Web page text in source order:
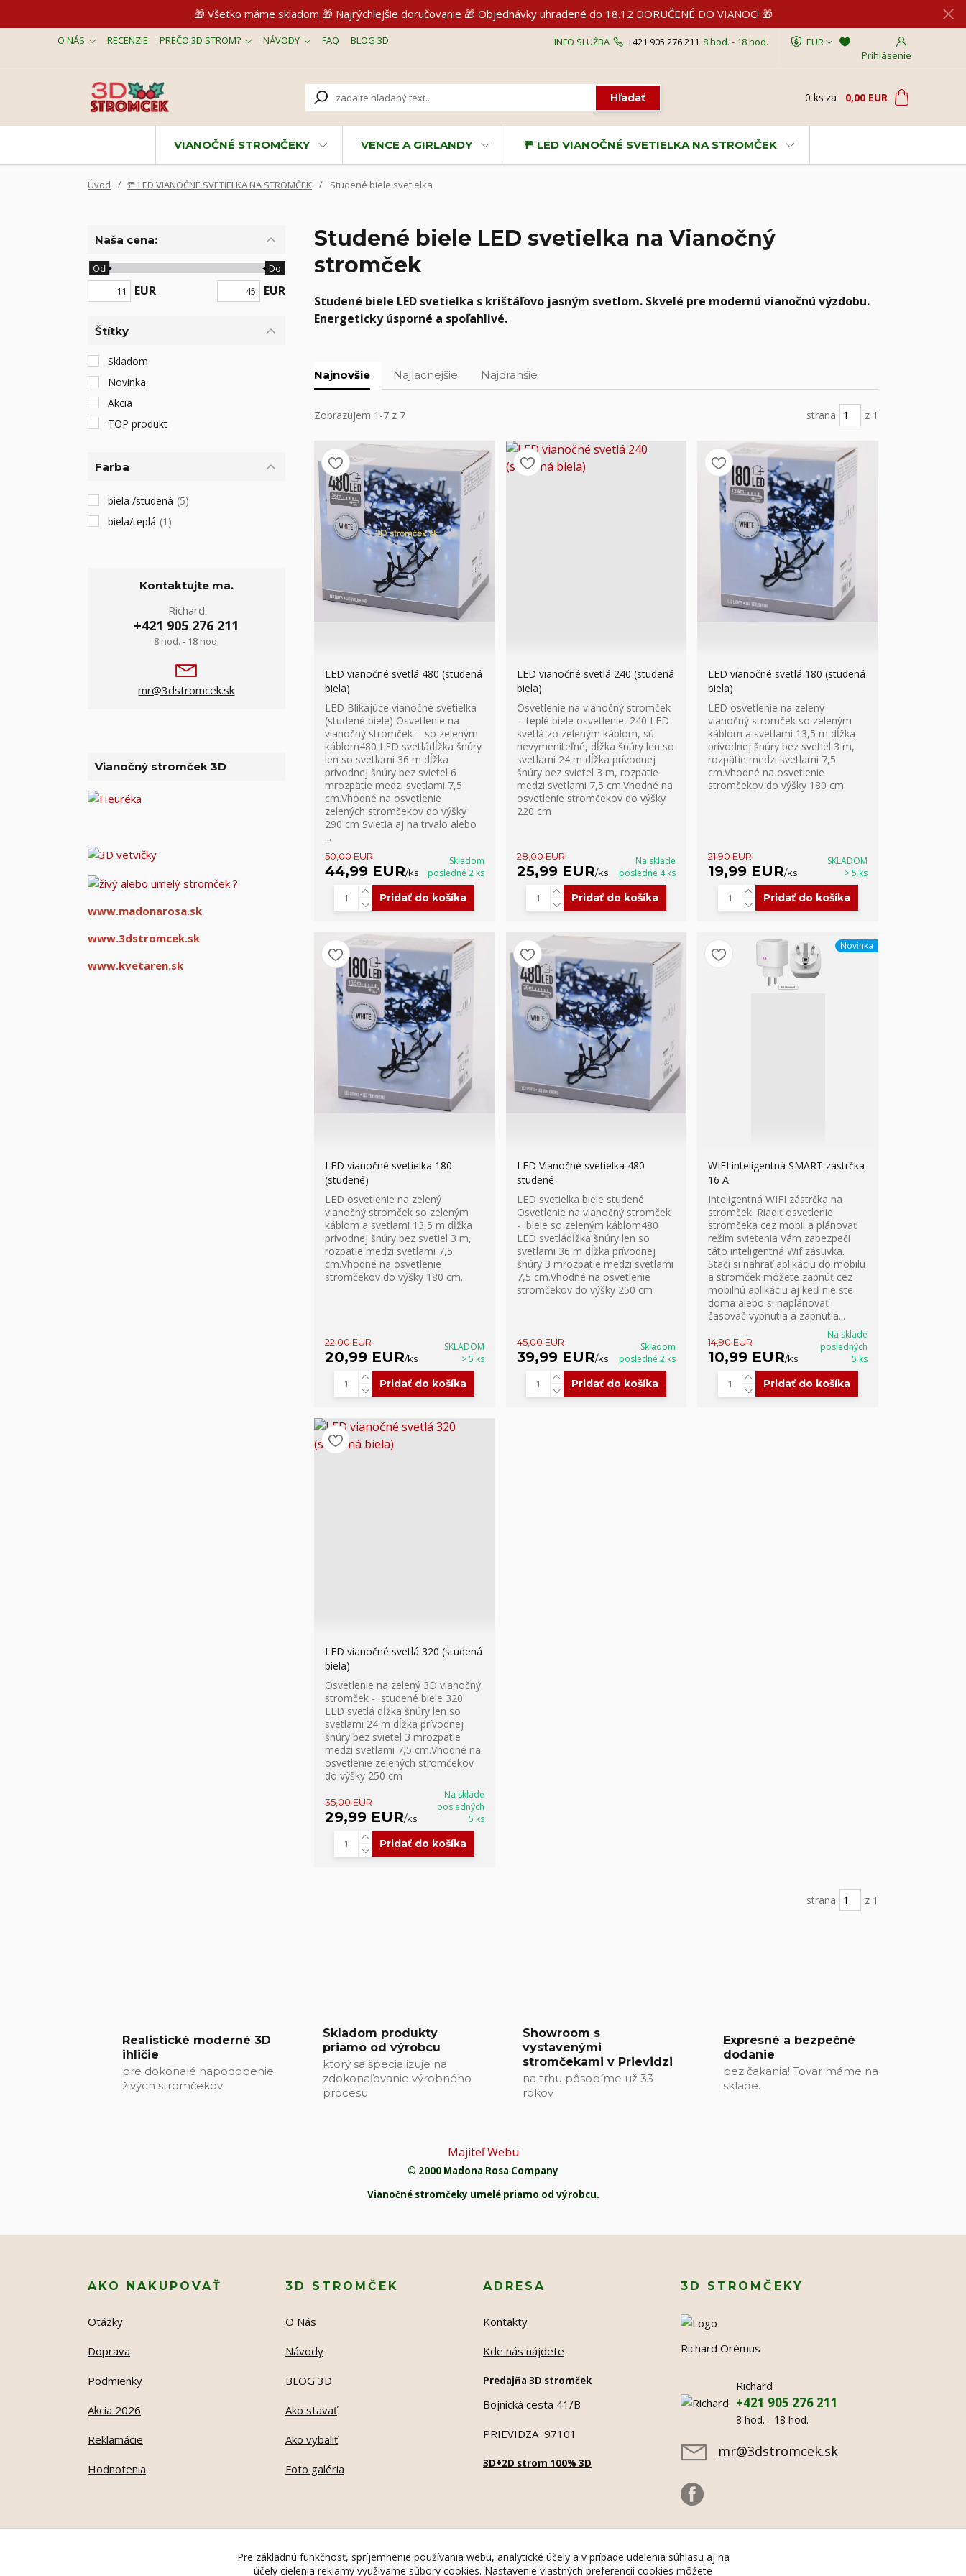
🎁 Všetko máme skladom 🎁 Najrýchlejšie doručovanie 🎁 Objednávky uhradené do 18.12 DORUČENÉ DO VIANOC! 🎁
O NÁS RECENZIE PREČO 3D STROM? NÁVODY FAQ BLOG 3D
EUR
Prihlásenie
Hľadať
INFO SLUŽBA +421 905 276 211 8 hod. - 18 hod.
0 ks za 0,00 EUR
VIANOČNÉ STROMČEKY VENCE A GIRLANDY 🚥 LED VIANOČNÉ SVETIELKA NA STROMČEK
Úvod 🚥 LED VIANOČNÉ SVETIELKA NA STROMČEK Studené biele svetielka
Studené biele LED svetielka na Vianočný
stromček
Studené biele LED svetielka s krištáľovo jasným svetlom. Skvelé pre modernú vianočnú výzdobu.
Energeticky úsporné a spoľahlivé.
Najnovšie Najlacnejšie Najdrahšie
Zobrazujem 1-7 z 7 strana z 1
LED vianočné svetlá 480 (studená
biela)
LED Blikajúce vianočné svetielka
(studené biele) Osvetlenie na
vianočný stromček - so zeleným
káblom480 LED svetládĺžka šnúry
len so svetlami 36 m dĺžka
prívodnej šnúry bez svietel 6
mrozpätie medzi svetlami 7,5
cm.Vhodné na osvetlenie
zelených stromčekov do výšky
290 cm Svietia aj na trvalo alebo
...
50,00 EUR
44,99 EUR/ks
Skladom
posledné 2 ks
Pridať do košíka
LED vianočné svetlá 240 (studená
biela)
Osvetlenie na vianočný stromček
- teplé biele osvetlenie, 240 LED
svetlá zo zeleným káblom, sú
nevymeniteľné, dĺžka šnúry len so
svetlami 24 m dĺžka prívodnej
šnúry bez svietel 3 m, rozpätie
medzi svetlami 7,5 cm.Vhodné na
osvetlenie stromčekov do výšky
220 cm
28,00 EUR
25,99 EUR/ks
Na sklade
posledné 4 ks
Pridať do košíka
LED vianočné svetlá 180 (studená
biela)
LED osvetlenie na zelený
vianočný stromček so zeleným
káblom a svetlami 13,5 m dĺžka
prívodnej šnúry bez svetiel 3 m,
rozpätie medzi svetlami 7,5
cm.Vhodné na osvetlenie
stromčekov do výšky 180 cm.
21,90 EUR
19,99 EUR/ks
SKLADOM
> 5 ks
Pridať do košíka
LED vianočné svetielka 180
(studené)
LED osvetlenie na zelený
vianočný stromček so zeleným
káblom a svetlami 13,5 m dĺžka
prívodnej šnúry bez svetiel 3 m,
rozpätie medzi svetlami 7,5
cm.Vhodné na osvetlenie
stromčekov do výšky 180 cm.
22,00 EUR
20,99 EUR/ks
SKLADOM
> 5 ks
Pridať do košíka
LED Vianočné svetielka 480
studené
LED svetielka biele studené
Osvetlenie na vianočný stromček
- biele so zeleným káblom480
LED svetládĺžka šnúry len so
svetlami 36 m dĺžka prívodnej
šnúry 3 mrozpätie medzi svetlami
7,5 cm.Vhodné na osvetlenie
stromčekov do výšky 250 cm
45,00 EUR
39,99 EUR/ks
Skladom
posledné 2 ks
Pridať do košíka
Novinka
WIFI inteligentná SMART zástrčka
16 A
Inteligentná WIFI zástrčka na
stromček. Riadiť osvetlenie
stromčeka cez mobil a plánovať
režim svietenia Vám zabezpečí
táto inteligentná Wif zásuvka.
Stačí si nahrať aplikáciu do mobilu
a stromček môžete zapnúť cez
mobilnú aplikáciu aj keď nie ste
doma alebo si naplánovať
časovač vypnutia a zapnutia...
14,90 EUR
10,99 EUR/ks
Na sklade
posledných
5 ks
Pridať do košíka
LED vianočné svetlá 320 (studená
biela)
Osvetlenie na zelený 3D vianočný
stromček - studené biele 320
LED svetlá dĺžka šnúry len so
svetlami 24 m dĺžka prívodnej
šnúry bez svietel 3 mrozpätie
medzi svetlami 7,5 cm.Vhodné na
osvetlenie zelených stromčekov
do výšky 250 cm
35,00 EUR
29,99 EUR/ks
Na sklade
posledných
5 ks
Pridať do košíka
strana z 1
Naša cena:
EUR
Od Do
EUR
Štítky
Skladom
Novinka
Akcia
TOP produkt
Farba
biela /studená (5)
biela/teplá (1)
Kontaktujte ma.
Richard
+421 905 276 211
8 hod. - 18 hod.
mr@3dstromcek.sk
Vianočný stromček 3D
www.madonarosa.sk
www.3dstromcek.sk
www.kvetaren.sk
Realistické moderné 3D
ihličie
pre dokonalé napodobenie
živých stromčekov
Skladom produkty
priamo od výrobcu
ktorý sa špecializuje na
zdokonaľovanie výrobného
procesu
Showroom s
vystavenými
stromčekami v Prievidzi
na trhu pôsobíme už 33
rokov
Expresné a bezpečné
dodanie
bez čakania! Tovar máme na
sklade.
Majiteľ Webu
© 2000 Madona Rosa Company
Vianočné stromčeky umelé priamo od výrobcu.
AKO NAKUPOVAŤ
Otázky
Doprava
Podmienky
Akcia 2026
Reklamácie
Hodnotenia
3D STROMČEK
O Nás
Návody
BLOG 3D
Ako stavať
Ako vybaliť
Foto galéria
ADRESA
Kontakty
Kde nás nájdete
Predajňa 3D stromček
Bojnická cesta 41/B
PRIEVIDZA 97101
3D+2D strom 100% 3D
3D STROMČEKY
Richard Orémus
Richard
+421 905 276 211
8 hod. - 18 hod.
mr@3dstromcek.sk
Pre základnú funkčnosť, spríjemnenie používania webu, analytické účely a v prípade udelenia súhlasu aj na
účely cielenia reklamy využívame súbory cookies. Nastavenie vlastných preferencií cookies môžete